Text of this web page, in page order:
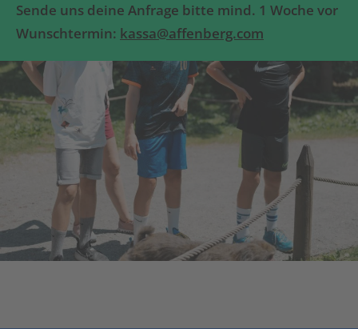
Sende uns deine Anfrage bitte mind. 1 Woche vor
Wunschtermin: kassa@affenberg.com